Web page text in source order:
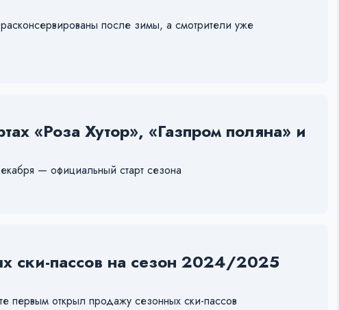
после зимы, а смотрители уже
«Роза Хутор», «Газпром поляна» и
— официальный старт сезона
ски-пассов на сезон 2024/2025
первым открыл продажу сезонных ски-пассов